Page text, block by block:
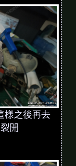
樣之後再去
開